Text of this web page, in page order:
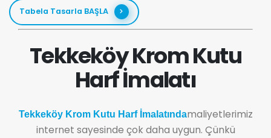
Tabela Tasarla BAŞLA
Tekkeköy Krom Kutu
Harf İmalatı
Tekkeköy Krom Kutu Harf İmalatındamaliyetlerimiz
internet sayesinde çok daha uygun. Çünkü